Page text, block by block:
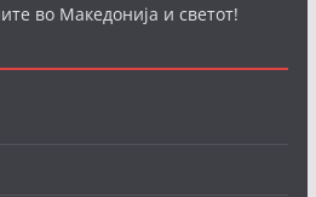
во Македонија и светот!